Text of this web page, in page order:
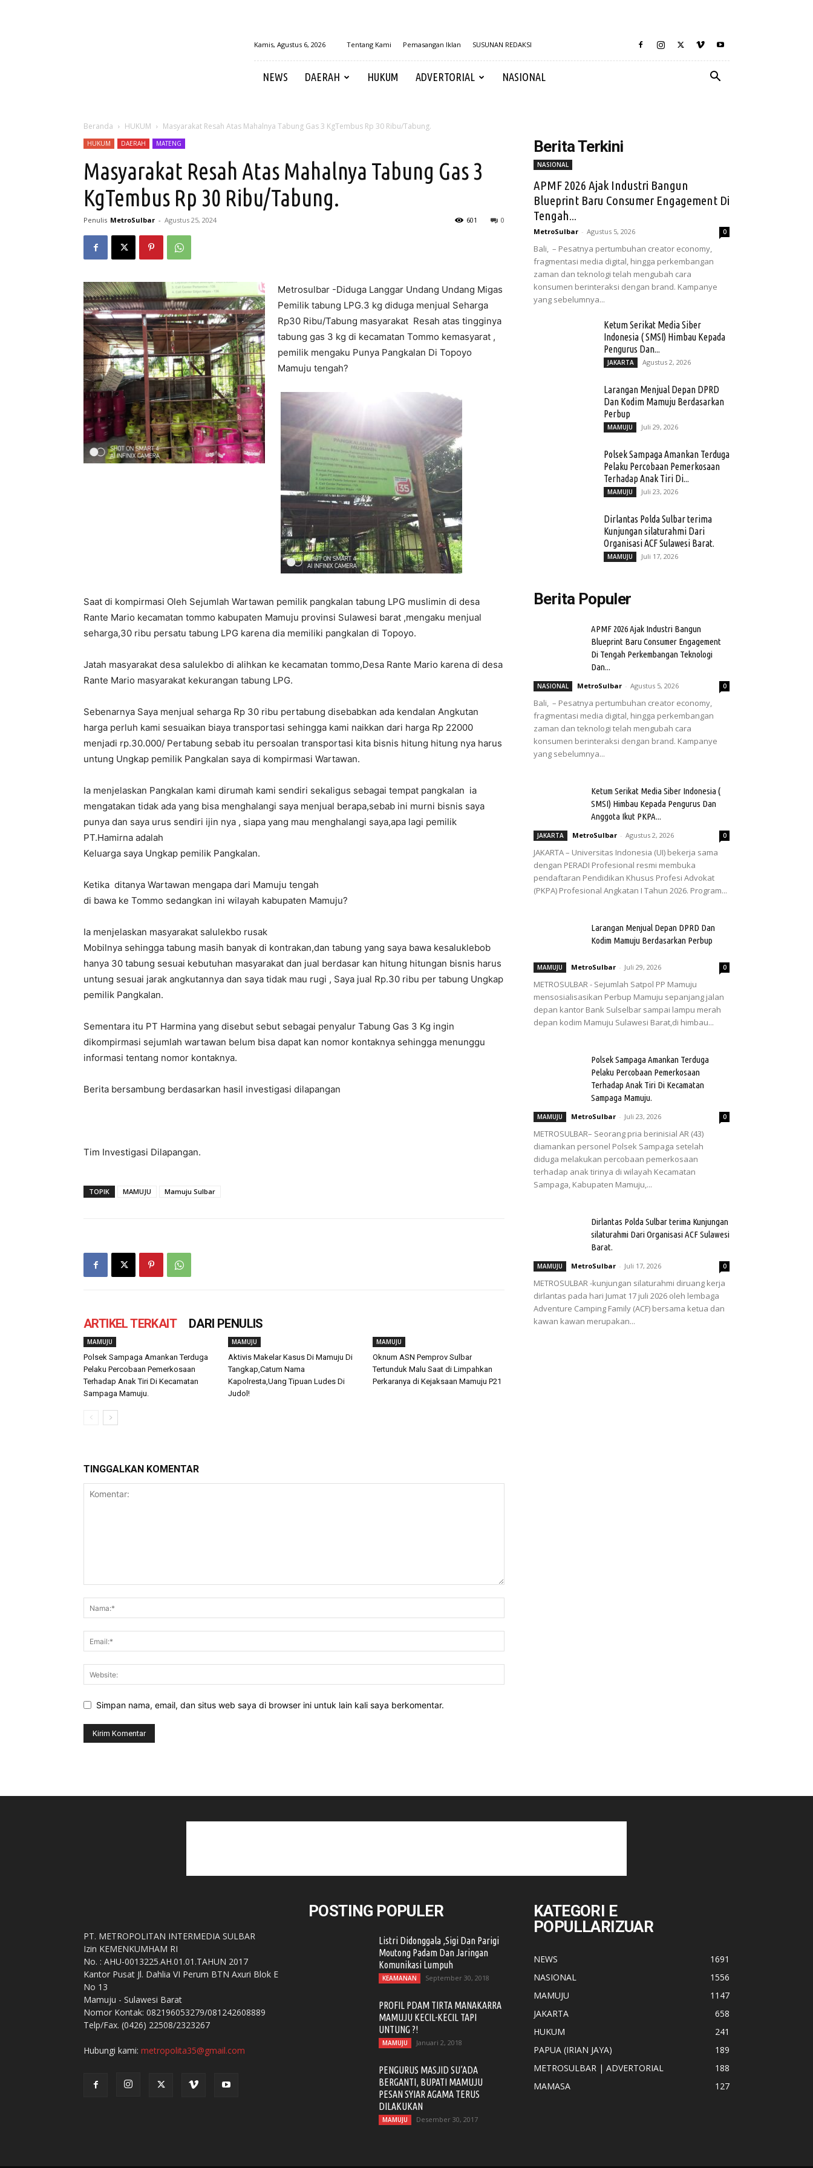
Kamis, Agustus 6, 2026 Tentang Kami Pemasangan Iklan SUSUNAN REDAKSI
NEWS DAERAH HUKUM ADVERTORIAL NASIONAL
Beranda HUKUM Masyarakat Resah Atas Mahalnya Tabung Gas 3 KgTembus Rp 30 Ribu/Tabung.
HUKUM DAERAH MATENG
Masyarakat Resah Atas Mahalnya Tabung Gas 3
KgTembus Rp 30 Ribu/Tabung.
Penulis MetroSulbar - Agustus 25, 2024 0
601
Metrosulbar -Diduga Langgar Undang Undang Migas
Pemilik tabung LPG.3 kg diduga menjual Seharga
Rp30 Ribu/Tabung masyarakat Resah atas tingginya
tabung gas 3 kg di kecamatan Tommo kemasyarat ,
pemilik mengaku Punya Pangkalan Di Topoyo
Mamuju tengah?
Saat di kompirmasi Oleh Sejumlah Wartawan pemilik pangkalan tabung LPG muslimin di desa
Rante Mario kecamatan tommo kabupaten Mamuju provinsi Sulawesi barat ,mengaku menjual
seharga,30 ribu persatu tabung LPG karena dia memiliki pangkalan di Topoyo.
Jatah masyarakat desa salulekbo di alihkan ke kecamatan tommo,Desa Rante Mario karena di desa
Rante Mario masyarakat kekurangan tabung LPG.
Sebenarnya Saya menjual seharga Rp 30 ribu pertabung disebabkan ada kendalan Angkutan
harga perluh kami sesuaikan biaya transportasi sehingga kami naikkan dari harga Rp 22000
menjadi rp.30.000/ Pertabung sebab itu persoalan transportasi kita bisnis hitung hitung nya harus
untung Ungkap pemilik Pangkalan saya di kompirmasi Wartawan.
Ia menjelaskan Pangkalan kami dirumah kami sendiri sekaligus sebagai tempat pangkalan ia
mengatakan tidak ada yang bisa menghalangi saya menjual berapa,sebab ini murni bisnis saya
punya dan saya urus sendiri ijin nya , siapa yang mau menghalangi saya,apa lagi pemilik
PT.Hamirna adalah
Keluarga saya Ungkap pemilik Pangkalan.
Ketika ditanya Wartawan mengapa dari Mamuju tengah
di bawa ke Tommo sedangkan ini wilayah kabupaten Mamuju?
Ia menjelaskan masyarakat salulekbo rusak
Mobilnya sehingga tabung masih banyak di kontrakan,dan tabung yang saya bawa kesaluklebob
hanya 30 tabung sesuai kebutuhan masyarakat dan jual berdasar kan hitung hitungan bisnis harus
untung sesuai jarak angkutannya dan saya tidak mau rugi , Saya jual Rp.30 ribu per tabung Ungkap
pemilik Pangkalan.
Sementara itu PT Harmina yang disebut sebut sebagai penyalur Tabung Gas 3 Kg ingin
dikompirmasi sejumlah wartawan belum bisa dapat kan nomor kontaknya sehingga menunggu
informasi tentang nomor kontaknya.
Berita bersambung berdasarkan hasil investigasi dilapangan
Tim Investigasi Dilapangan.
TOPIK MAMUJU Mamuju Sulbar
ARTIKEL TERKAIT DARI PENULIS
MAMUJU
Polsek Sampaga Amankan Terduga
Pelaku Percobaan Pemerkosaan
Terhadap Anak Tiri Di Kecamatan
Sampaga Mamuju.
MAMUJU
Aktivis Makelar Kasus Di Mamuju Di
Tangkap,Catum Nama
Kapolresta,Uang Tipuan Ludes Di
Judol!
MAMUJU
Oknum ASN Pemprov Sulbar
Tertunduk Malu Saat di Limpahkan
Perkaranya di Kejaksaan Mamuju P21
TINGGALKAN KOMENTAR
Simpan nama, email, dan situs web saya di browser ini untuk lain kali saya berkomentar.
Berita Terkini
NASIONAL
APMF 2026 Ajak Industri Bangun
Blueprint Baru Consumer Engagement Di
Tengah...
MetroSulbar - Agustus 5, 2026 0
Bali, – Pesatnya pertumbuhan creator economy,
fragmentasi media digital, hingga perkembangan
zaman dan teknologi telah mengubah cara
konsumen berinteraksi dengan brand. Kampanye
yang sebelumnya...
Ketum Serikat Media Siber
Indonesia ( SMSI) Himbau Kepada
Pengurus Dan...
JAKARTA Agustus 2, 2026
Larangan Menjual Depan DPRD
Dan Kodim Mamuju Berdasarkan
Perbup
MAMUJU Juli 29, 2026
Polsek Sampaga Amankan Terduga
Pelaku Percobaan Pemerkosaan
Terhadap Anak Tiri Di...
MAMUJU Juli 23, 2026
Dirlantas Polda Sulbar terima
Kunjungan silaturahmi Dari
Organisasi ACF Sulawesi Barat.
MAMUJU Juli 17, 2026
Berita Populer
APMF 2026 Ajak Industri Bangun
Blueprint Baru Consumer Engagement
Di Tengah Perkembangan Teknologi
Dan...
NASIONAL MetroSulbar - Agustus 5, 2026 0
Bali, – Pesatnya pertumbuhan creator economy,
fragmentasi media digital, hingga perkembangan
zaman dan teknologi telah mengubah cara
konsumen berinteraksi dengan brand. Kampanye
yang sebelumnya...
Ketum Serikat Media Siber Indonesia (
SMSI) Himbau Kepada Pengurus Dan
Anggota Ikut PKPA...
JAKARTA MetroSulbar - Agustus 2, 2026 0
JAKARTA – Universitas Indonesia (UI) bekerja sama
dengan PERADI Profesional resmi membuka
pendaftaran Pendidikan Khusus Profesi Advokat
(PKPA) Profesional Angkatan I Tahun 2026. Program...
Larangan Menjual Depan DPRD Dan
Kodim Mamuju Berdasarkan Perbup
MAMUJU MetroSulbar - Juli 29, 2026 0
METROSULBAR - Sejumlah Satpol PP Mamuju
mensosialisasikan Perbup Mamuju sepanjang jalan
depan kantor Bank Sulselbar sampai lampu merah
depan kodim Mamuju Sulawesi Barat,di himbau...
Polsek Sampaga Amankan Terduga
Pelaku Percobaan Pemerkosaan
Terhadap Anak Tiri Di Kecamatan
Sampaga Mamuju.
MAMUJU MetroSulbar - Juli 23, 2026 0
METROSULBAR– Seorang pria berinisial AR (43)
diamankan personel Polsek Sampaga setelah
diduga melakukan percobaan pemerkosaan
terhadap anak tirinya di wilayah Kecamatan
Sampaga, Kabupaten Mamuju,...
Dirlantas Polda Sulbar terima Kunjungan
silaturahmi Dari Organisasi ACF Sulawesi
Barat.
MAMUJU MetroSulbar - Juli 17, 2026 0
METROSULBAR -kunjungan silaturahmi diruang kerja
dirlantas pada hari Jumat 17 juli 2026 oleh lembaga
Adventure Camping Family (ACF) bersama ketua dan
kawan kawan merupakan...
PT. METROPOLITAN INTERMEDIA SULBAR
Izin KEMENKUMHAM RI
No. : AHU-0013225.AH.01.01.TAHUN 2017
Kantor Pusat Jl. Dahlia VI Perum BTN Axuri Blok E
No 13
Mamuju - Sulawesi Barat
Nomor Kontak: 082196053279/081242608889
Telp/Fax. (0426) 22508/2323267
Hubungi kami: metropolita35@gmail.com
POSTING POPULER
Listri Didonggala ,Sigi Dan Parigi
Moutong Padam Dan Jaringan
Komunikasi Lumpuh
KEAMANAN September 30, 2018
PROFIL PDAM TIRTA MANAKARRA
MAMUJU KECIL-KECIL TAPI
UNTUNG ?!
MAMUJU Januari 2, 2018
PENGURUS MASJID SU’ADA
BERGANTI, BUPATI MAMUJU
PESAN SYIAR AGAMA TERUS
DILAKUKAN
MAMUJU Desember 30, 2017
KATEGORI E
POPULLARIZUAR
NEWS
1691
NASIONAL
1556
MAMUJU
1147
JAKARTA
658
HUKUM
241
PAPUA (IRIAN JAYA)
189
METROSULBAR | ADVERTORIAL
188
MAMASA
127